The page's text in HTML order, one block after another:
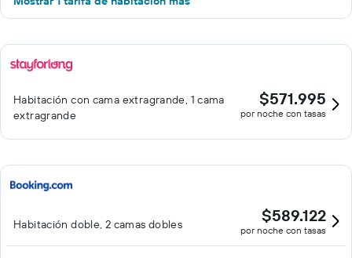
Habitación con cama extragrande, 1 cama
extragrande
$571.995
por noche con tasas
Habitación doble, 2 camas dobles $589.122
por noche con tasas